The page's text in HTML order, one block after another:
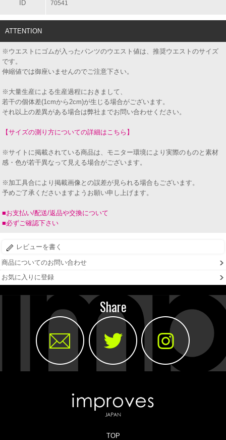
ID 70541
ATTENTION
※ウエストにゴムが入ったパンツのウエスト値は、推奨ウエストのサイズ
です。
伸縮値では御座いませんのでご注意下さい。
※大量生産による生産過程におきまして、
若干の個体差(1cmから2cm)が生じる場合がございます。
それ以上の差異がある場合は弊社までお問い合わせください。
【サイズの測り方についての詳細はこちら】
※サイトに掲載されている商品は、モニター環境により実際のものと素材
感・色が若干異なって見える場合がございます。
※加工具合により掲載画像との誤差が見られる場合もございます。
予めご了承くださいますようお願い申し上げます。
■お支払い/配送/返品や交換について
■必ずご確認下さい
レビューを書く
商品についてのお問い合わせ
お気に入りに登録
Share
TOP